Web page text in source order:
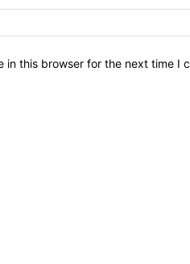
in this browser for the next time I